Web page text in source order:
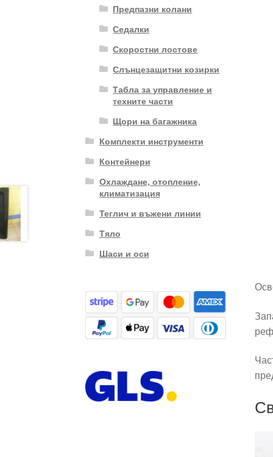
Предпазни колани
Седалки
Скоростни лостове
Слънцезащитни козирки
Табла за управление и
техните части
Щори на багажника
Комплекти инструменти
Контейнери
Охлаждане, отопление,
климатизация
Теглич и въжени линии
Тяло
Шаси и оси